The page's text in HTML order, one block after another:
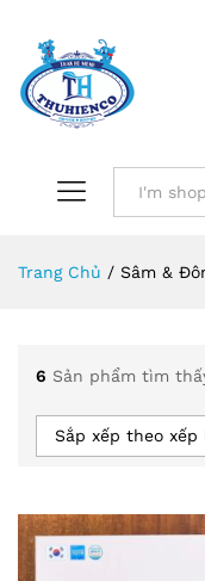
Trang Chủ / Sâm &
6 Sản phẩm tìm
Sắp xếp theo